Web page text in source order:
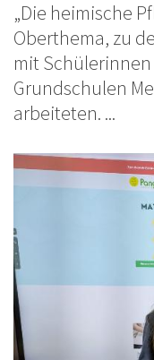
„Die heimische
Oberthema, zu
mit
Grundschulen
arbeiteten. ...